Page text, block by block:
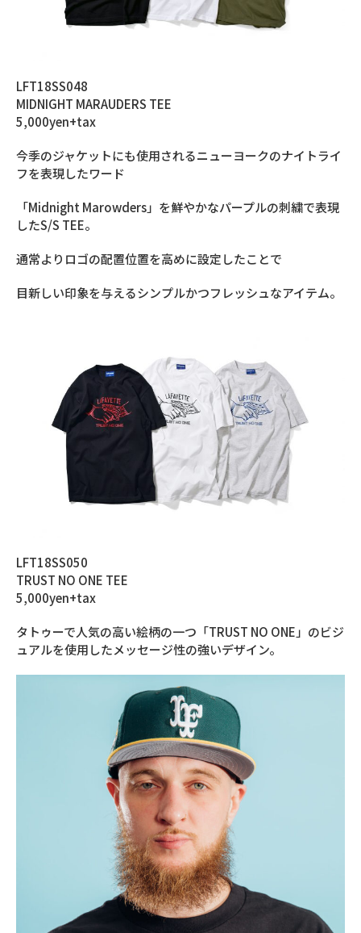
LFT18SS048
MIDNIGHT MARAUDERS TEE
5,000yen+tax
今季のジャケットにも使用されるニューヨークのナイトライ
フを表現したワード
「Midnight Marowders」を鮮やかなパープルの刺繍で表現
したS/S TEE。
通常よりロゴの配置位置を高めに設定したことで
目新しい印象を与えるシンプルかつフレッシュなアイテム。
LFT18SS050
TRUST NO ONE TEE
5,000yen+tax
タトゥーで人気の高い絵柄の一つ「TRUST NO ONE」のビジ
ュアルを使用したメッセージ性の強いデザイン。